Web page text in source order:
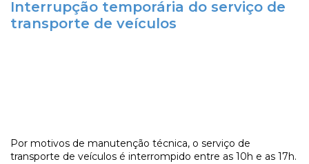
Interrupção temporária do serviço de
transporte de veículos
Por motivos de manutenção técnica, o serviço de
transporte de veículos é interrompido entre as 10h e as 17h.